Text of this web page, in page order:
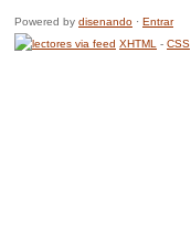
Powered by disenando · Entrar
XHTML - CSS